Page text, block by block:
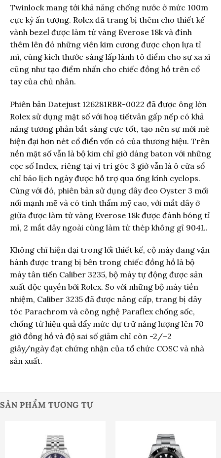
Twinlock mang tới khả năng chống nước ở mức 100m
cực kỳ ấn tượng. Rolex đã trang bị thêm cho thiết kế
vành bezel được làm từ vàng Everose 18k và đính
thêm lên đó những viên kim cương được chọn lựa tỉ
mỉ, cùng kích thước sáng lấp lánh tô điểm cho sự xa xỉ
cũng như tạo điểm nhấn cho chiếc đồng hồ trên cổ
tay của chủ nhân.
Phiên bản Datejust 126281RBR-0022 đã được ông lớn
Rolex sử dụng mặt số với hoạ tiếtvân gấp nếp có khả
năng tương phản bắt sáng cực tốt, tạo nên sự mới mẻ
hiện đại hơn nét cổ điển vốn có của thương hiệu. Trên
nền mặt số vẫn là bộ kim chỉ giờ dáng baton với những
cọc số Index, riêng tại vị trí góc 3 giờ vẫn là ô cửa sổ
chỉ báo lịch ngày được hỗ trợ qua ống kính cyclops.
Cùng với đó, phiên bản sử dụng dây đeo Oyster 3 mối
nối mạnh mẽ và có tính thẩm mỹ cao, với mắt dây ở
giữa được làm từ vàng Everose 18k được đánh bóng tỉ
mỉ, 2 mắt dây ngoài cùng làm từ thép không gỉ 904L.
Không chỉ hiện đại trong lối thiết kế, cộ máy đang vận
hành được trang bị bên trong chiếc đồng hồ là bộ
máy tân tiến Caliber 3235, bộ máy tự động được sản
xuất độc quyền bởi Rolex. So với những bộ máy tiền
nhiệm, Caliber 3235 đã được nâng cấp, trang bị dây
tóc Parachrom và công nghệ Paraflex chống sốc,
chống từ hiệu quả đẩy mức dự trữ năng lượng lên 70
giờ đồng hồ và độ sai số giảm chỉ còn -2/+2
giây/ngày đạt chứng nhận của tổ chức COSC và nhà
sản xuất.
SẢN PHẨM TƯƠNG TỰ